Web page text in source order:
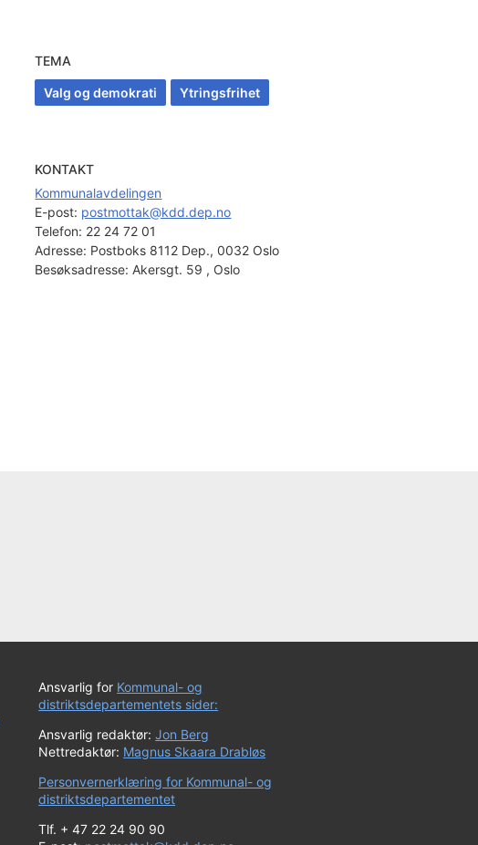
TEMA
Valg og demokrati Ytringsfrihet
KONTAKT
Kommunalavdelingen
E-post: postmottak@kdd.dep.no
Telefon: 22 24 72 01
Adresse: Postboks 8112 Dep., 0032 Oslo
Besøksadresse: Akersgt. 59 , Oslo
Ansvarlig for Kommunal- og
distriktsdepartementets sider:
Ansvarlig redaktør:Jon Berg
Nettredaktør: Magnus Skaara Drabløs
Personvernerklæring for Kommunal- og
distriktsdepartementet
Tlf. + 47 22 24 90 90